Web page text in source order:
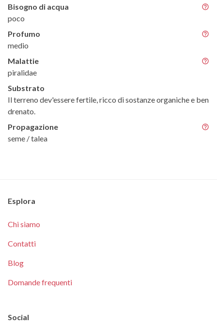
Bisogno di acqua
poco
Profumo
medio
Malattie
piralidae
Substrato
Il terreno dev'essere fertile, ricco di sostanze organiche e ben
drenato.
Propagazione
seme / talea
Esplora
Chi siamo
Contatti
Blog
Domande frequenti
Social